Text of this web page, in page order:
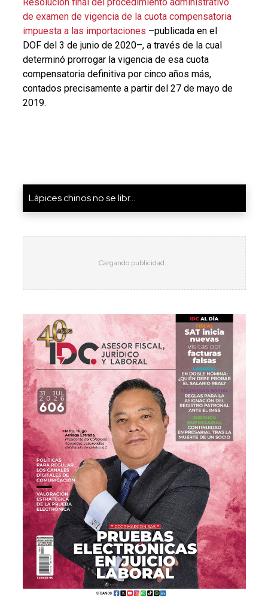
de examen de vigencia de la cuota compensatoria
impuesta a las importaciones –publicada en el
DOF del 3 de junio de 2020–, a través de la cual
determinó prorrogar la vigencia de esa cuota
compensatoria definitiva por cinco años más,
contados precisamente a partir del 27 de mayo de
2019.
Lápices chinos no se libr...